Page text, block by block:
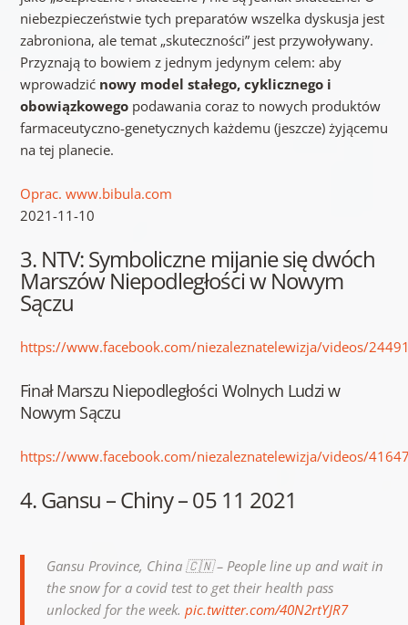
niebezpieczeństwie tych preparatów wszelka dyskusja jest
zabroniona, ale temat „skuteczności” jest przywoływany.
Przyznają to bowiem z jednym jedynym celem: aby
wprowadzić nowy model stałego, cyklicznego i
obowiązkowegopodawania coraz to nowych produktów
farmaceutyczno-genetycznych każdemu (jeszcze) żyjącemu
na tej planecie.
Oprac. www.bibula.com
2021-11-10
3. NTV: Symboliczne mijanie się dwóch
Marszów Niepodległości w Nowym
Sączu
https://www.facebook.com/niezaleznatelewizja/videos/
Finał Marszu Niepodległości Wolnych Ludzi w
Nowym Sączu
https://www.facebook.com/niezaleznatelewizja/videos/
4. Gansu – Chiny – 05 11 2021
Gansu Province, China 🇨🇳 – People line up and wait in
the snow for a covid test to get their health pass
unlocked for the week. pic.twitter.com/40N2rtYJR7